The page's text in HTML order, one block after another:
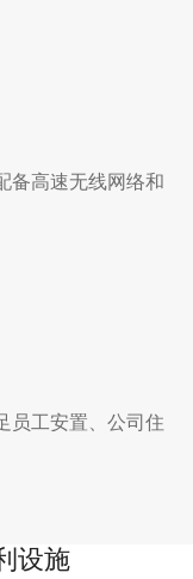
备高速无线网络和
员工安置、公司住
设施